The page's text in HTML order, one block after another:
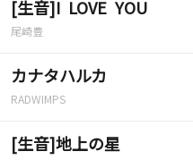
[生音]I LOVE YOU
尾崎豊
カナタハルカ
RADWIMPS
[生音]地上の星